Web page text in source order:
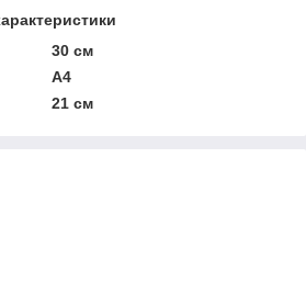
30 см
А4
21 см